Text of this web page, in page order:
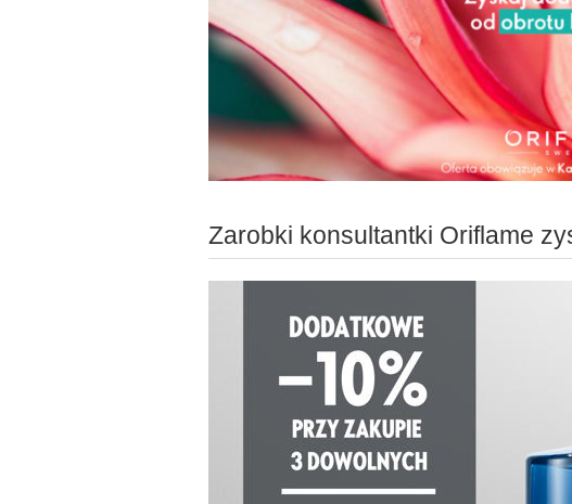
Zarobki konsultantki Oriflame